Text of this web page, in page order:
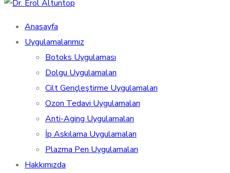
Anasayfa
Uygulamalarımız
Botoks Uygulaması
Dolgu Uygulamaları
Cilt Gençleştirme Uygulamaları
Ozon Tedavi Uygulamaları
Anti-Aging Uygulamaları
İp Askılama Uygulamaları
Plazma Pen Uygulamaları
Hakkımızda